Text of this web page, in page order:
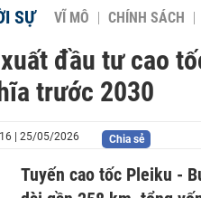
SỰ VĨ MÔ CHÍNH SÁCH
đầu tư cao
trước 2030
| 25/05/2026 Chia sẻ
Tuyến cao tốc Pleiku -